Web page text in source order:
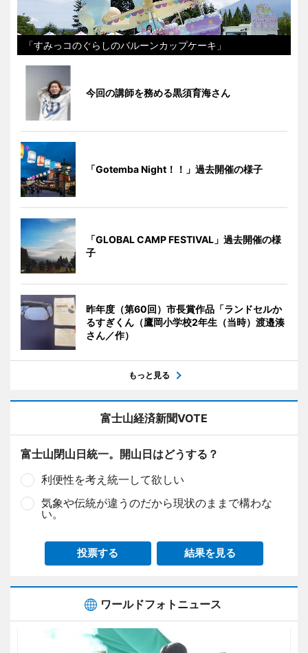
「すみっコのぐらしのバルーンカップケーキ」
今回の講師を務める黒須育海さん
「Gotemba Night！！」過去開催の様子
「GLOBAL CAMP FESTIVAL」過去開催の様
子
昨年度（第60回）市長賞作品「ランドセルか
るすぎくん（鷹岡小学校2年生（当時）渡邉湊
さん／作）
もっと見る
富士山経済新聞VOTE
富士山閉山日統一。開山日はどうする？
利便性を考え統一して欲しい
気象や伝統が違うのだから現状のままで構わな
い。
投票する 結果を見る
ワールドフォトニュース